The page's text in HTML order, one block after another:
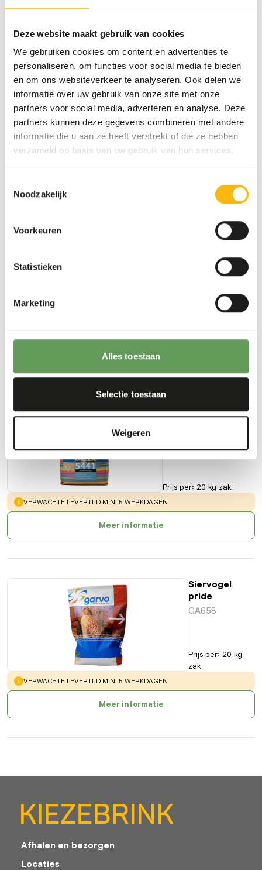
Deze website maakt gebruik van cookies
We gebruiken cookies om content en advertenties te
personaliseren, om functies voor social media te bieden
en om ons websiteverkeer te analyseren. Ook delen we
informatie over uw gebruik van onze site met onze
partners voor social media, adverteren en analyse. Deze
partners kunnen deze gegevens combineren met andere
informatie die u aan ze heeft verstrekt of die ze hebben
verzameld op basis van uw gebruik van hun services.
Noodzakelijk
Voorkeuren
Statistieken
Marketing
Alles toestaan
Selectie toestaan
Weigeren
Over dit product
• Varied mixture for adult ornamental birds.
• With stomach gravel for a good grinding function.
• Supports digestion.
turkey starter pellet or mash,
• Give chicks daily extra animal protein, sometimes in the
form of 1075 alfastart chicks.
• Make sure there’s always enough grit and stomach gravel.
• Give fresh water daily.
Ook interessant
GA657
Prijs per: 20 kg zak
WARNING:
VERWACHTE LEVERTIJD MIN. 5 WERKDAGEN
Meer informatie
Siervogel
pride
GA658
Prijs per: 20 kg
zak
WARNING:
VERWACHTE LEVERTIJD MIN. 5 WERKDAGEN
Meer informatie
Afhalen en bezorgen
Locaties